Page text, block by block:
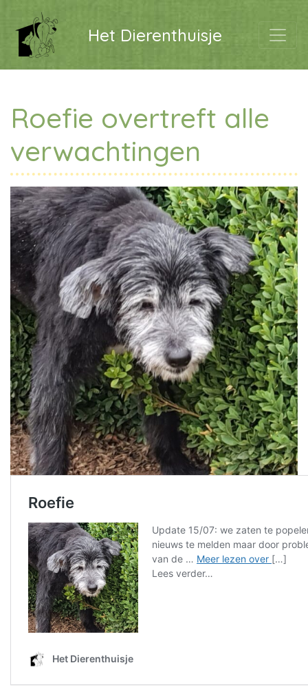
Het Dierenthuisje
Roefie overtreft alle
verwachtingen